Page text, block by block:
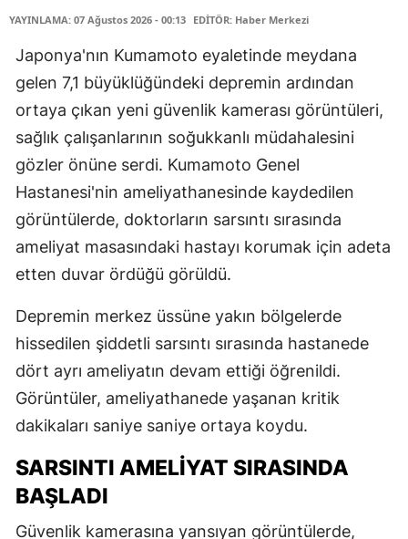
YAYINLAMA: 07 Ağustos 2026 - 00:13 EDİTÖR: Haber Merkezi
Japonya'nın Kumamoto eyaletinde meydana
gelen 7,1 büyüklüğündeki depremin ardından
ortaya çıkan yeni güvenlik kamerası görüntüleri,
sağlık çalışanlarının soğukkanlı müdahalesini
gözler önüne serdi. Kumamoto Genel
Hastanesi'nin ameliyathanesinde kaydedilen
görüntülerde, doktorların sarsıntı sırasında
ameliyat masasındaki hastayı korumak için adeta
etten duvar ördüğü görüldü.
Depremin merkez üssüne yakın bölgelerde
hissedilen şiddetli sarsıntı sırasında hastanede
dört ayrı ameliyatın devam ettiği öğrenildi.
Görüntüler, ameliyathanede yaşanan kritik
dakikaları saniye saniye ortaya koydu.
SARSINTI AMELİYAT SIRASINDA
BAŞLADI
Güvenlik kamerasına yansıyan görüntülerde,